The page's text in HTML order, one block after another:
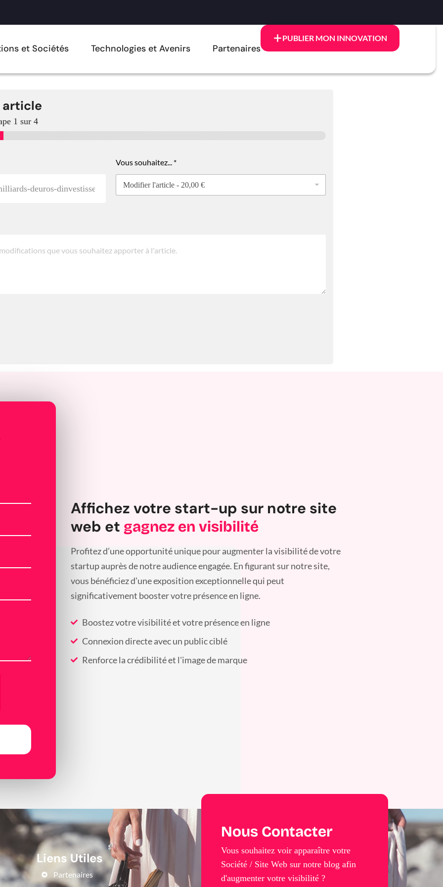
et Sociétés Technologies et Avenirs Partenaires
PUBLIER MON INNOVATION
article
1 sur 4
Vous souhaitez... *
Affichez votre start-up sur notre site
web et gagnez en visibilité
Profitez d’une opportunité unique pour augmenter la visibilité de votre
startup auprès de notre audience engagée. En figurant sur notre site,
vous bénéficiez d’une exposition exceptionnelle qui peut
significativement booster votre présence en ligne.
Boostez votre visibilité et votre présence en ligne
Connexion directe avec un public ciblé
Renforce la crédibilité et l'image de marque
Liens Utiles
Partenaires
Nous Contacter
Vous souhaitez voir apparaître votre
Société / Site Web sur notre blog afin
d'augmenter votre visibilité ?